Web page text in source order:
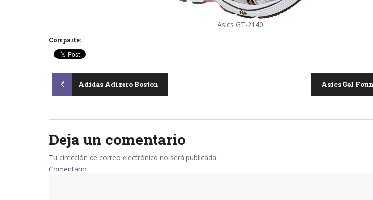
Asics GT-2140
Comparte:
Post
navigation
Adidas Adizero Boston Asics Gel
Deja un comentario
Tu dirección de correo electrónico no será publicada.
Comentario